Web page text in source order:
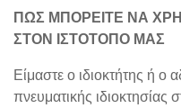
ΠΩΣ ΜΠΟΡΕΙΤΕ ΝΑ
ΣΤΟΝ ΙΣΤΟΤΟΠΟ ΜΑΣ
Είμαστε ο ιδιοκτήτης ή
πνευματικής ιδιοκτησίας